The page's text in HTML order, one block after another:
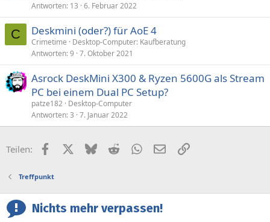
p
Antworten 13 6. Februar 2022
C Deskmini (oder?) für AoE 4
Crimetime
Desktop-Computer: Kaufberatung
Antworten 9 7. Oktober 2021
Asrock DeskMini X300 & Ryzen 5600G als Stream
PC bei einem Dual PC Setup?
patze182 Desktop-Computer
Antworten 3 7. Januar 2022
Teilen: FacebookX (Twitter)
BlueskyRedditWhatsApp
E-MailLink
Treffpunkt
Nichts mehr verpassen!